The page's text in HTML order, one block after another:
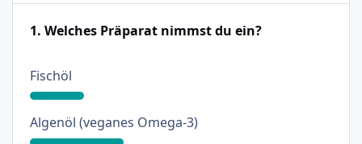
1. Welches Präparat nimmst du ein?
Fischöl: 18%
Algenöl (veganes Omega-3): 31%